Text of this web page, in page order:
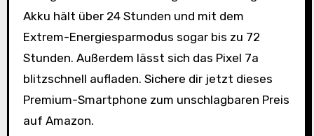
Akku hält über 24 Stunden und mit dem
Extrem-Energiesparmodus sogar bis zu 72
Stunden. Außerdem lässt sich das Pixel 7a
blitzschnell aufladen. Sichere dir jetzt dieses
Premium-Smartphone zum unschlagbaren Preis
auf Amazon.